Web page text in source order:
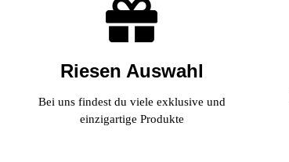
Riesen Auswahl
Bei uns findest du viele exklusive und
einzigartige Produkte